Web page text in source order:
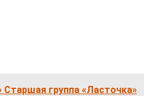
группа «Ласточка»